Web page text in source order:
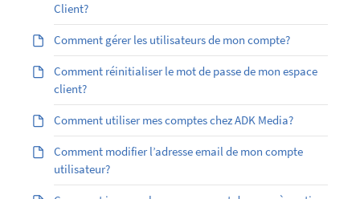
Client?
Comment gérer les utilisateurs de mon compte?
Comment réinitialiser le mot de passe de mon espace
client?
Comment utiliser mes comptes chez ADK Media?
Comment modifier l’adresse email de mon compte
utilisateur?